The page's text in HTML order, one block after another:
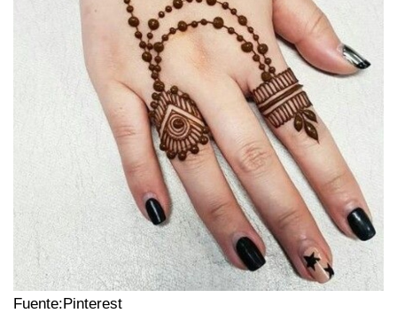
Fuente:Pinterest